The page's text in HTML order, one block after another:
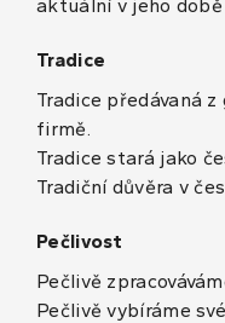
aktuální v jeho době
Tradice
Tradice předávaná
firmě.
Tradice stará jako
Tradiční důvěra v
Pečlivost
Pečlivě
Pečlivě vybíráme